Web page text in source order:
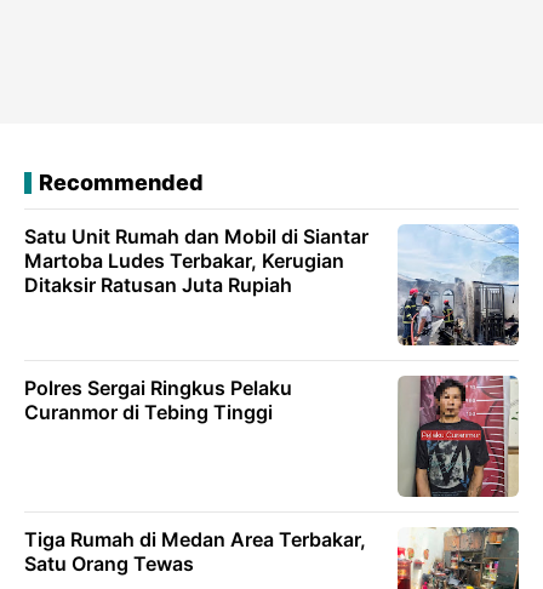
Recommended
Satu Unit Rumah dan Mobil di Siantar
Martoba Ludes Terbakar, Kerugian
Ditaksir Ratusan Juta Rupiah
Polres Sergai Ringkus Pelaku
Curanmor di Tebing Tinggi
Tiga Rumah di Medan Area Terbakar,
Satu Orang Tewas